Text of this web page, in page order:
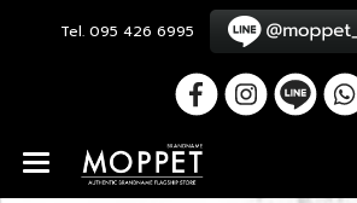
Tel. 095 426 6995